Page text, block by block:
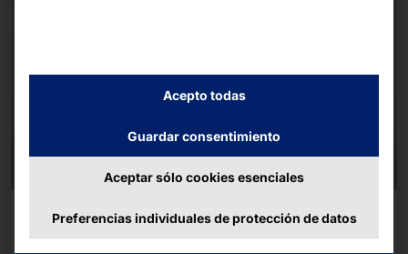
10,1" - 27"
PC táctiles ARM S905D3 (aluminio)
Acepto todas
Guardar consentimiento
Aceptar sólo cookies esenciales
Preferencias individuales de protección de datos